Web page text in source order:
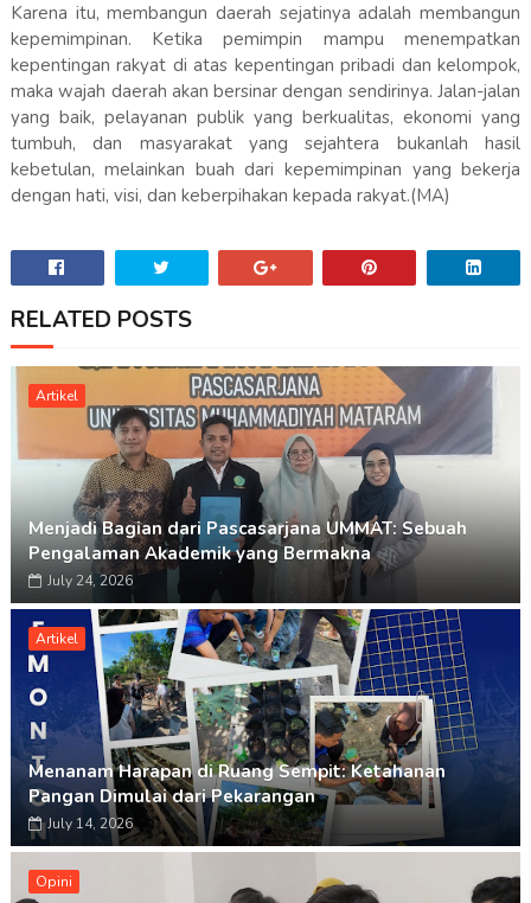
Karena itu, membangun daerah sejatinya adalah membangun
kepemimpinan. Ketika pemimpin mampu menempatkan
kepentingan rakyat di atas kepentingan pribadi dan kelompok,
maka wajah daerah akan bersinar dengan sendirinya. Jalan-jalan
yang baik, pelayanan publik yang berkualitas, ekonomi yang
tumbuh, dan masyarakat yang sejahtera bukanlah hasil
kebetulan, melainkan buah dari kepemimpinan yang bekerja
dengan hati, visi, dan keberpihakan kepada rakyat.(MA)
RELATED POSTS
Artikel
Menjadi Bagian dari Pascasarjana UMMAT: Sebuah
Pengalaman Akademik yang Bermakna
July 24, 2026
Artikel
Menanam Harapan di Ruang Sempit: Ketahanan
Pangan Dimulai dari Pekarangan
July 14, 2026
Opini